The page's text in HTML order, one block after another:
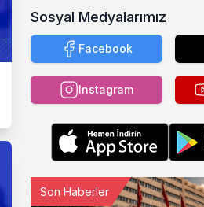
Sosyal Medyalarımız
Facebook
Instagram
Son Haberler